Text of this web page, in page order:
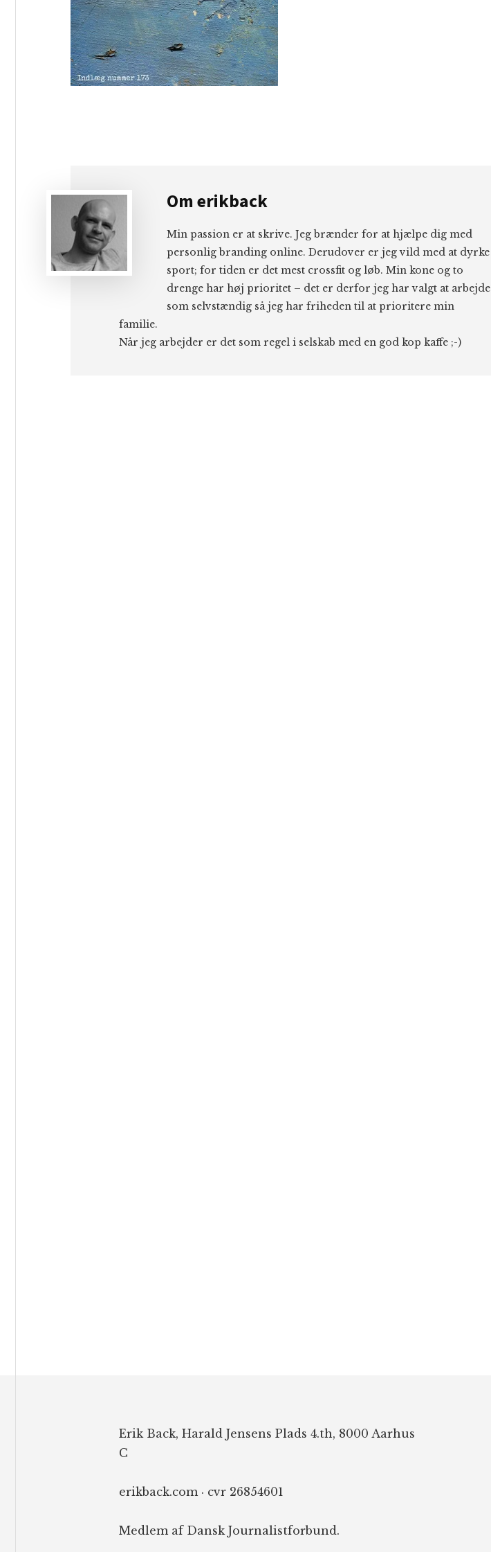
Om erikback
Min passion er at skrive. Jeg brænder for at hjælpe dig med
personlig branding online. Derudover er jeg vild med at dyrke
sport; for tiden er det mest crossfit og løb. Min kone og to
drenge har høj prioritet – det er derfor jeg har valgt at arbejde
som selvstændig så jeg har friheden til at prioritere min
familie.
Når jeg arbejder er det som regel i selskab med en god kop kaffe ;-)
Erik Back, Harald Jensens Plads 4.th, 8000 Aarhus
C
erikback.com · cvr 26854601
Medlem af Dansk Journalistforbund.